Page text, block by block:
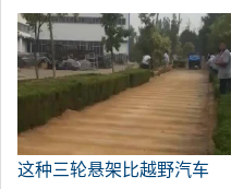
天x发动机。
这种三轮悬架比越野汽车